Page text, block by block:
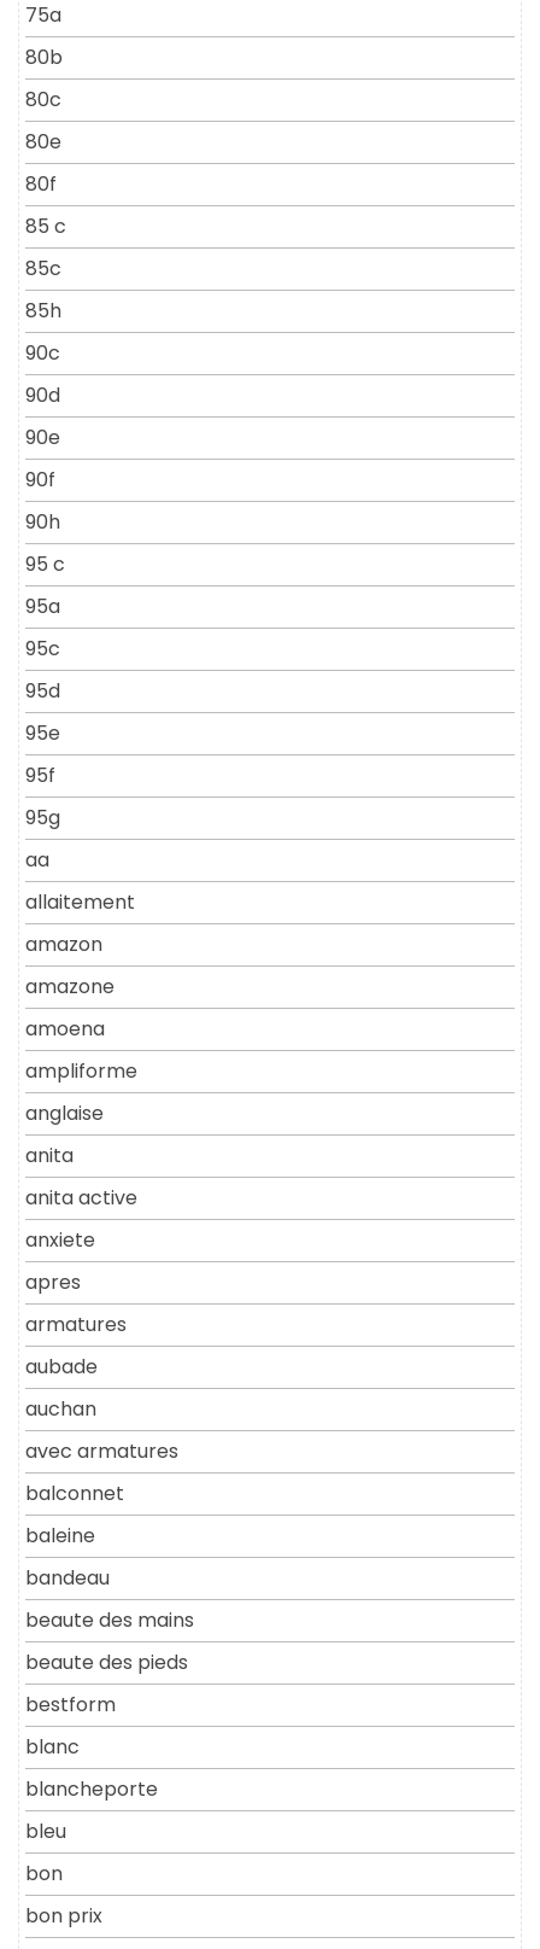
75a
80b
80c
80e
80f
85 c
85c
85h
90c
90d
90e
90f
90h
95 c
95a
95c
95d
95e
95f
95g
aa
allaitement
amazon
amazone
amoena
ampliforme
anglaise
anita
anita active
anxiete
apres
armatures
aubade
auchan
avec armatures
balconnet
baleine
bandeau
beaute des mains
beaute des pieds
bestform
blanc
blancheporte
bleu
bon
bon prix